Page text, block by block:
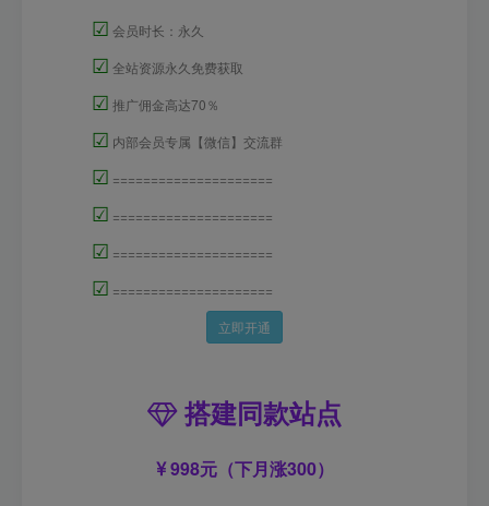
☑ 会员时长：永久
☑ 全站资源永久免费获取
☑ 推广佣金高达70％
☑ 内部会员专属【微信】交流群
☑ =====================
☑ =====================
☑ =====================
☑ =====================
立即开通
搭建同款站点
998元（下月涨300）